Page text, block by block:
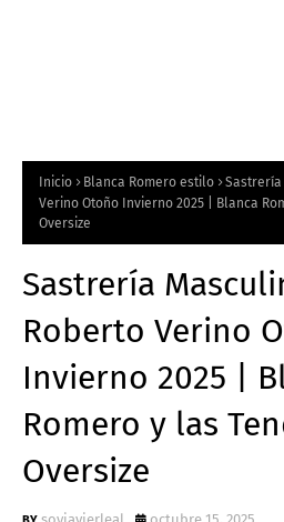
Inicio Blanca Romero estilo
Sastrería
Verino Otoño Invierno 2025 | Blanca
Oversize
Sastrería
Roberto Verino
Invierno 2025 |
Romero y las
Oversize